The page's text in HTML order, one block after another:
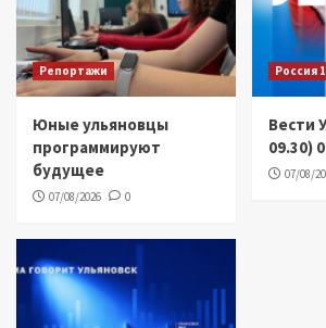
Репортажи
Юные ульяновцы
программируют
будущее
07/08/2026 0
Россия 1
Вести
09.30)
07/08/